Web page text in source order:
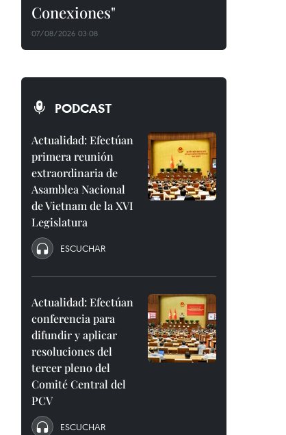
Conexiones"
07/08/2026 03:08
PODCAST
Actualidad: Efectúan
primera reunión
extraordinaria de
Asamblea Nacional
de Vietnam de la XVI
Legislatura
ESCUCHAR
Actualidad: Efectúan
conferencia para
difundir y aplicar
resoluciones del
tercer pleno del
Comité Central del
PCV
ESCUCHAR